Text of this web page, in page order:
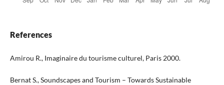
References
Amirou R., Imaginaire du tourisme culturel, Paris 2000.
Bernat S., Soundscapes and Tourism – Towards Sustainable